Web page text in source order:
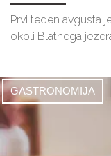
Prvi teden avgusta
okoli Blatnega
GASTRONOMIJA